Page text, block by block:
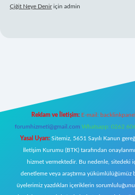
Çiğit Neye Deniriçin admin
Reklam ve İletişim: E-mail:
forumhizmeti@gmail.com Whatsapp: 0262
Yasal Uyarı: Sitemiz, 5651 Sayılı Kanun
İletişim Kurumu (BTK) tarafından
hizmet vermektedir. Bu nedenle, sitedeki
denetleme veya araştırma yükümlülüğümüz
üyelerimiz yazdıkları içeriklerin